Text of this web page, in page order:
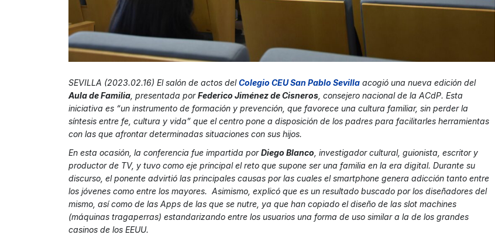
SEVILLA (2023.02.16) El salón de actos delColegio CEU San Pablo Sevilla acogió una nueva edición del
Aula de Familia , presentada porFederico Jiménez de Cisneros , consejero nacional de la ACdP. Esta
iniciativa es “un instrumento de formación y prevención, que favorece una cultura familiar, sin perder la
síntesis entre fe, cultura y vida” que el centro pone a disposición de los padres para facilitarles herramientas
con las que afrontar determinadas situaciones con sus hijos.
En esta ocasión, la conferencia fue impartida porDiego Blanco , investigador cultural, guionista, escritor y
productor de TV, y tuvo como eje principal el reto que supone ser una familia en la era digital. Durante su
discurso, el ponente advirtió las principales causas por las cuales el smartphone genera adicción tanto entre
los jóvenes como entre los mayores. Asimismo, explicó que es un resultado buscado por los diseñadores del
mismo, así como de las Apps de las que se nutre, ya que han copiado el diseño de las slot machines
(máquinas tragaperras) estandarizando entre los usuarios una forma de uso similar a la de los grandes
casinos de los EEUU.